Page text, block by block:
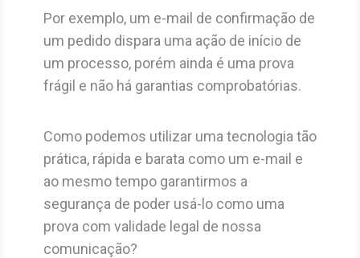
Por exemplo, um e-mail de confirmação de
um pedido dispara uma ação de início de
um processo, porém ainda é uma prova
frágil e não há garantias comprobatórias.
Como podemos utilizar uma tecnologia tão
prática, rápida e barata como um e-mail e
ao mesmo tempo garantirmos a
segurança de poder usá-lo como uma
prova com validade legal de nossa
comunicação?